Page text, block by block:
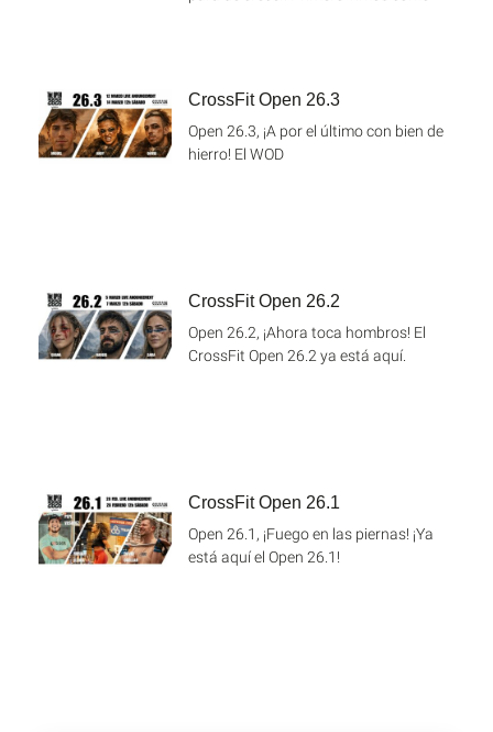
CrossFit Open 26.3
Open 26.3, ¡A por el último con bien de
hierro! El WOD
CrossFit Open 26.2
Open 26.2, ¡Ahora toca hombros! El
CrossFit Open 26.2 ya está aquí.
CrossFit Open 26.1
Open 26.1, ¡Fuego en las piernas! ¡Ya
está aquí el Open 26.1!